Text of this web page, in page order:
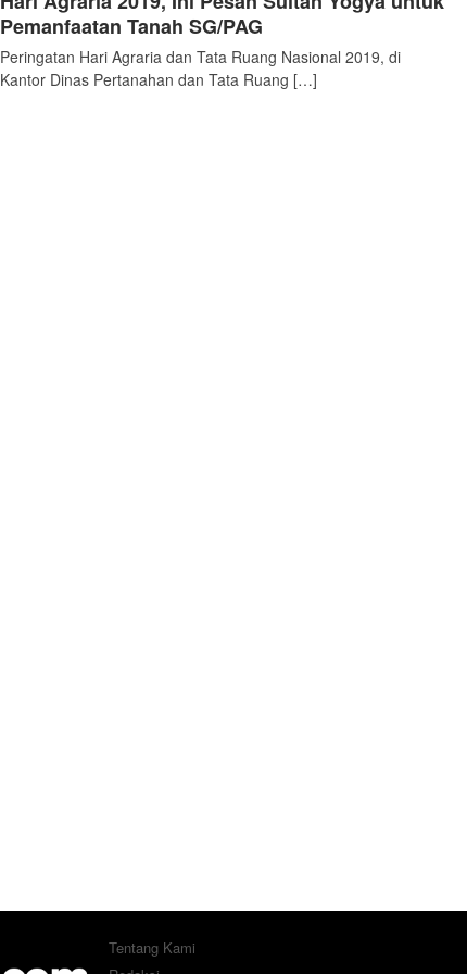
Pemanfaatan Tanah SG/PAG
Peringatan Hari Agraria dan Tata Ruang Nasional 2019, di
Kantor Dinas Pertanahan dan Tata Ruang […]
Tentang Kami